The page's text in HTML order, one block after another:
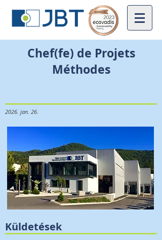
Chef(fe) de Projets
Méthodes
2026. jan. 26.
Küldetések